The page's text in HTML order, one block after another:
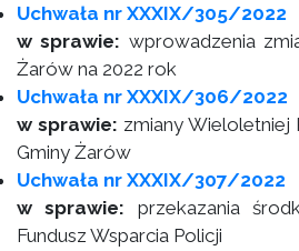
Uchwała nr XXXIX/305/2022
w sprawie: wprowadzenia
Żarów na 2022 rok
Uchwała nr XXXIX/306/2022
w sprawie: zmiany Wieloletniej
Gminy Żarów
Uchwała nr XXXIX/307/2022
w sprawie: przekazania
Fundusz Wsparcia Policji